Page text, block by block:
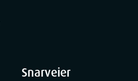
Snarveier